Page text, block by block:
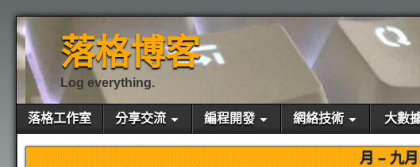
落格博客
Log everything.
落格工作室 分享交流 編程開發 網絡技術 大數
月 –九